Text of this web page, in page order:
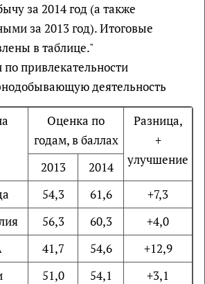
за 2014 год (а также
за 2013 год). Итоговые
в таблице."
по привлекательности
деятельность
Оценка по
годам, в баллах
Разница,
+
улучшение
2013
2014
54,3 61,6
+7,3
56,3 60,3
+4,0
41,7 54,6
+12,9
51,0 54,1
+3,1